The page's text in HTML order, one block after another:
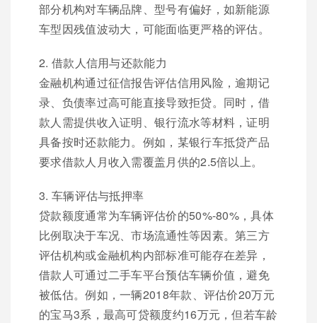
部分机构对车辆品牌、型号有偏好，如新能源
车型因残值波动大，可能面临更严格的评估。
2. 借款人信用与还款能力
金融机构通过征信报告评估信用风险，逾期记
录、负债率过高可能直接导致拒贷。同时，借
款人需提供收入证明、银行流水等材料，证明
具备按时还款能力。例如，某银行车抵贷产品
要求借款人月收入需覆盖月供的2.5倍以上。
3. 车辆评估与抵押率
贷款额度通常为车辆评估价的50%-80%，具体
比例取决于车况、市场流通性等因素。第三方
评估机构或金融机构内部标准可能存在差异，
借款人可通过二手车平台预估车辆价值，避免
被低估。例如，一辆2018年款、评估价20万元
的宝马3系，最高可贷额度约16万元，但若车龄